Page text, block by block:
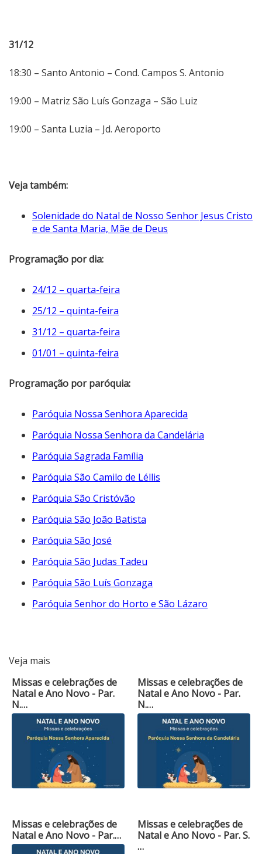
31/12
18:30 – Santo Antonio – Cond. Campos S. Antonio
19:00 – Matriz São Luís Gonzaga – São Luiz
19:00 – Santa Luzia – Jd. Aeroporto
Veja também:
Solenidade do Natal de Nosso Senhor Jesus Cristo
e de Santa Maria, Mãe de Deus
Programação por dia:
24/12 – quarta-feira
25/12 – quinta-feira
31/12 – quarta-feira
01/01 – quinta-feira
Programação por paróquia:
Paróquia Nossa Senhora Aparecida
Paróquia Nossa Senhora da Candelária
Paróquia Sagrada Família
Paróquia São Camilo de Léllis
Paróquia São Cristóvão
Paróquia São João Batista
Paróquia São José
Paróquia São Judas Tadeu
Paróquia São Luís Gonzaga
Paróquia Senhor do Horto e São Lázaro
Veja mais
Missas e celebrações de
Natal e Ano Novo - Par.
N.…
Missas e celebrações de
Natal e Ano Novo - Par.
N.…
Missas e celebrações de
Natal e Ano Novo - Par.…
Missas e celebrações de
Natal e Ano Novo - Par. S.
…